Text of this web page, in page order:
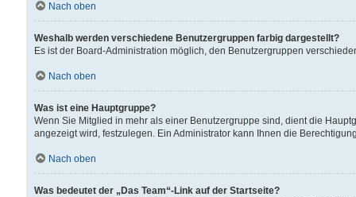
Nach oben
Weshalb werden verschiedene Benutzergruppen farbig dargestellt?
Es ist der Board-Administration möglich, den Benutzergruppen
Nach oben
Was ist eine Hauptgruppe?
Wenn Sie Mitglied in mehr als einer Benutzergruppe sind, dient die
angezeigt wird, festzulegen. Ein Administrator kann Ihnen die
Nach oben
Was bedeutet der „Das Team“-Link auf der Startseite?